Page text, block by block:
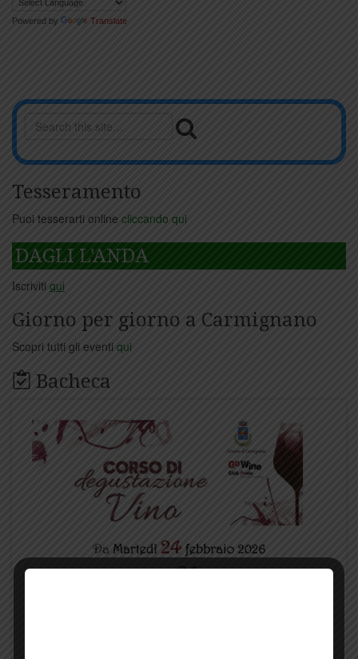
Powered by Translate
Tesseramento
Puoi tesserarti online cliccando qui
DAGLI L'ANDA
Iscriviti qui
Giorno per giorno a Carmignano
Scopri tutti gli eventi qui
Bacheca